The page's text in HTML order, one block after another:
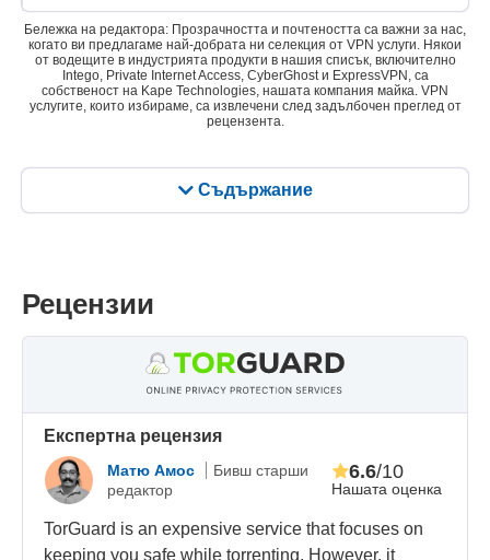
Съдържание
Бележка на редактора: Прозрачността и почтеността са важни за нас,
когато ви предлагаме най-добрата ни селекция от VPN услуги. Някои
от водещите в индустрията продукти в нашия списък, включително
Intego, Private Internet Access, CyberGhost и ExpressVPN, са
собственост на Kape Technologies, нашата компания майка. VPN
услугите, които избираме, са извлечени след задълбочен преглед от
рецензента.
Рецензии
Eкспертна рецензия
Матю Амос
Бивш старши
редактор
Нашата оценка
6.6/10
TorGuard is an expensive service that focuses on
keeping you safe while torrenting. However, it